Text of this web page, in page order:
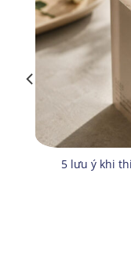
5 lưu ý khi